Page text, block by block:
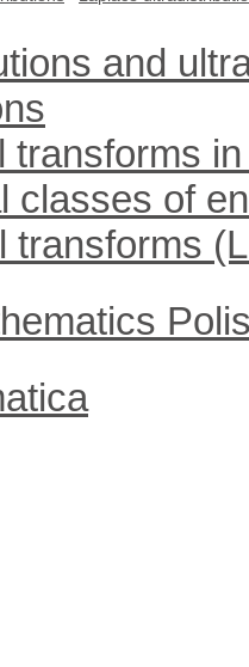
and
transforms
classes of
transforms